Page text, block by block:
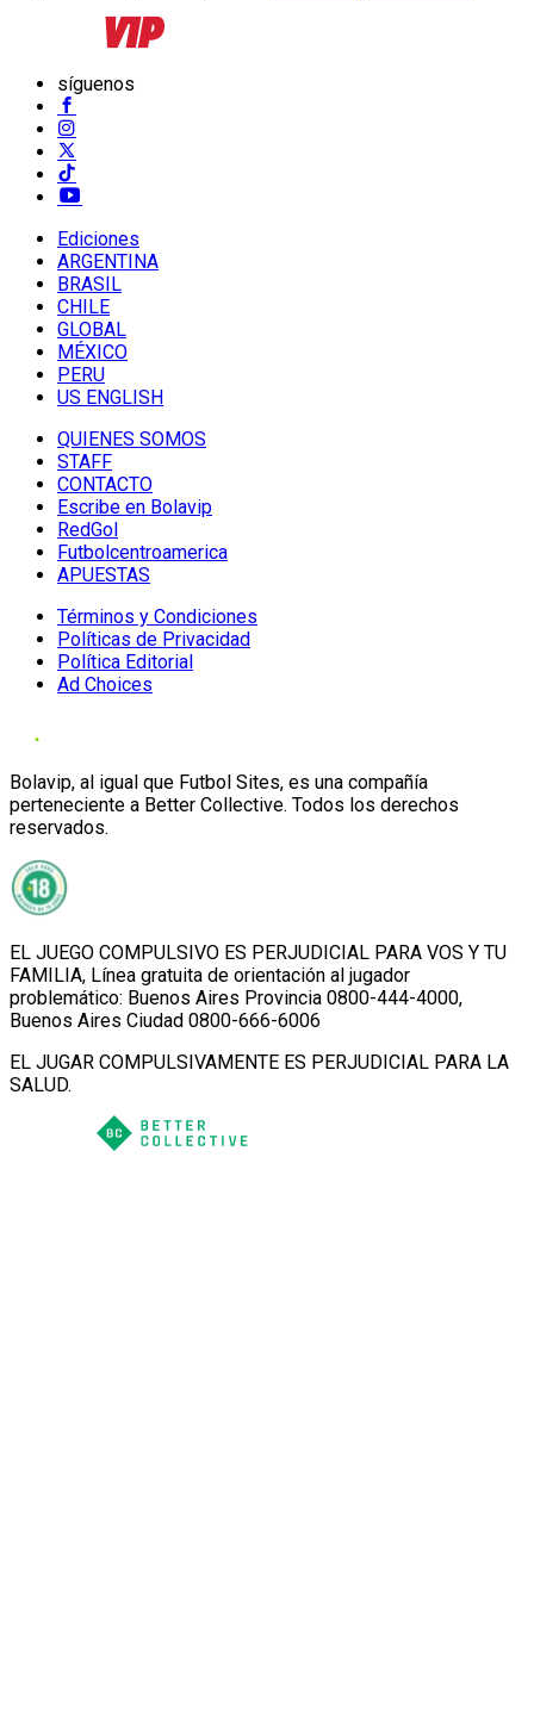
síguenos
Ediciones
ARGENTINA
BRASIL
CHILE
GLOBAL
MÉXICO
PERU
US ENGLISH
QUIENES SOMOS
STAFF
CONTACTO
Escribe en Bolavip
RedGol
Futbolcentroamerica
APUESTAS
Términos y Condiciones
Políticas de Privacidad
Política Editorial
Ad Choices
Bolavip, al igual que Futbol Sites, es una compañía
perteneciente a Better Collective. Todos los derechos
reservados.
EL JUEGO COMPULSIVO ES PERJUDICIAL PARA VOS Y TU
FAMILIA, Línea gratuita de orientación al jugador
problemático: Buenos Aires Provincia 0800-444-4000,
Buenos Aires Ciudad 0800-666-6006
EL JUGAR COMPULSIVAMENTE ES PERJUDICIAL PARA LA
SALUD.